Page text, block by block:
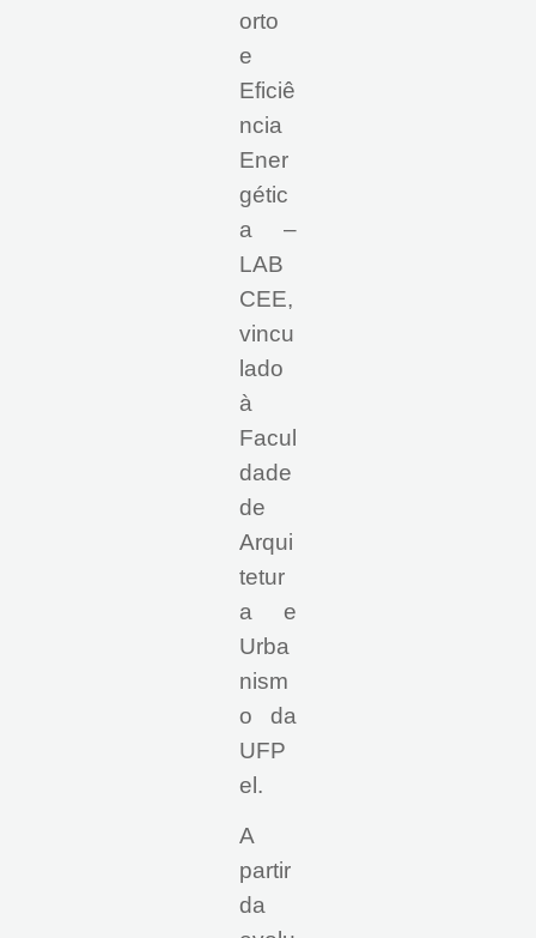
orto
e
Eficiê
ncia
Ener
gétic
a –
LAB
CEE,
vincu
lado
à
Facul
dade
de
Arqui
tetur
a e
Urba
nism
o da
UFP
el.
A
partir
da